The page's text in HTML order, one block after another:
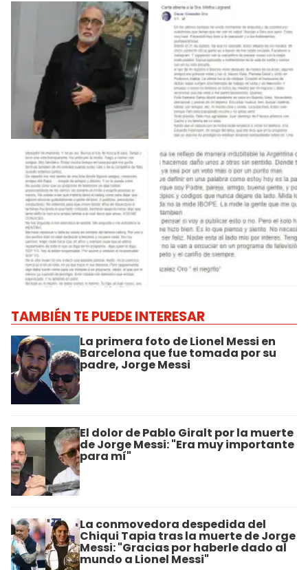
TAMBIÉN TE PUEDE INTERESAR
La primera foto de Lionel Messi en
Barcelona que fue tomada por su
padre, Jorge Messi
El dolor de Pablo Giralt por la muerte
de Jorge Messi: "Era muy importante
para mí"
La conmovedora despedida del
Chiqui Tapia tras la muerte de Jorge
Messi: "Gracias por haberle dado al
mundo a Lionel Messi"